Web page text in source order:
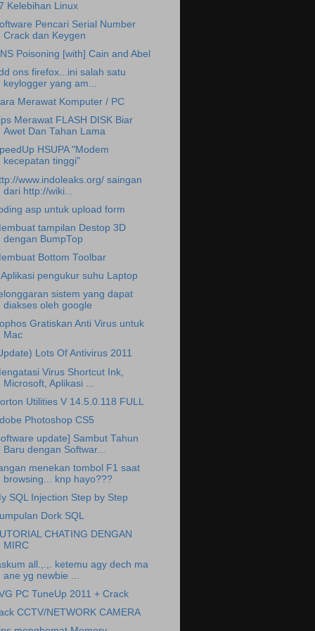
Kelebihan Linux
Pencari Serial Number
Crack dan Keygen
Poisoning [with] Cain and Abel
ons firefox...ini salah satu
keylogger yang am...
Merawat Komputer / PC
Merawat FLASH DISK Biar
Awet Dan Tahan Lama
HSUPA "Modem
kecepatan tinggi"
www.indoleaks.org/ saingan
dari http://wiki...
asp untuk upload form
tampilan Destop 3D
dengan BumpTop
Bottom Toolbar
pengukur suhu Laptop
sistem yang dapat
diakses oleh google
Gratiskan Anti Virus untuk
Mac
Lots Of Antivirus 2011
Virus Shortcut Ink,
Microsoft, Aplikasi ...
Utilities V 14.5.0.118 FULL
Photoshop CS5
update] Sambut Tahun
Baru dengan Softwar...
menekan tombol F1 saat
browsing... knp hayo???
SQL Injection Step by Step
Dork SQL
CHATING DENGAN
MIRC
all.,.,. ketemu agy dech ma
ane yg newbie ...
PC TuneUp 2011 + Crack
CCTV/NETWORK CAMERA